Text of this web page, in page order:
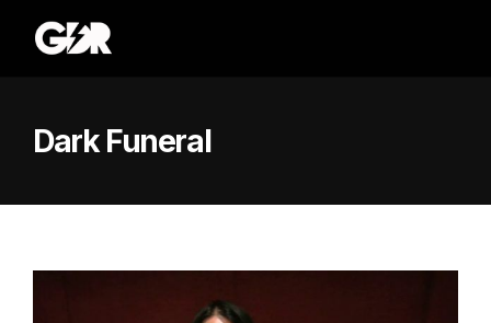
Dark Funeral